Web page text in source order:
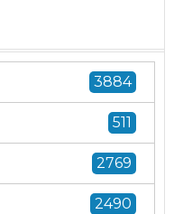
3884
511
2769
2490